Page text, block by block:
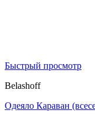
Быстрый просмотр
Belashoff
Одеяло Караван